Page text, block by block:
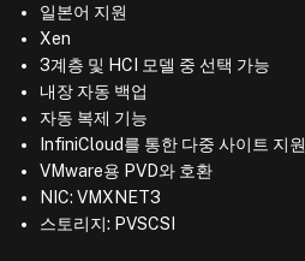
일본어 지원
Xen
3계층 및 HCI 모델 중 선택 가능
내장 자동 백업
자동 복제 기능
InfiniCloud를 통한 다중 사이트 지원
VMware용 PVD와 호환
NIC: VMXNET3
스토리지: PVSCSI